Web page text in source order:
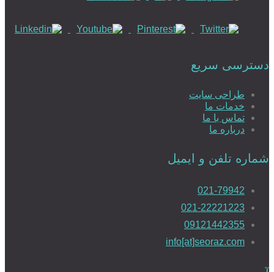
دسترسی سریع
طراحی سایت
خدمات ما
تماس با ما
درباره ما
شماره تلفن و ایمیل
021-79942
021-22221223
09121442355
info[at]seoraz.com